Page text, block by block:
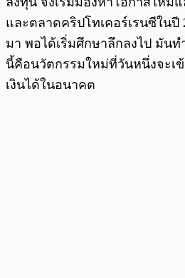
และตลาดคริปโทเคอร์เรนซีในปี
มา พอได้เริ่มศึกษาลึกลงไป มันท
นี้คือนวัตกรรมใหม่ที่วันหนึ่งจะเ
เงินได้ในอนาคต